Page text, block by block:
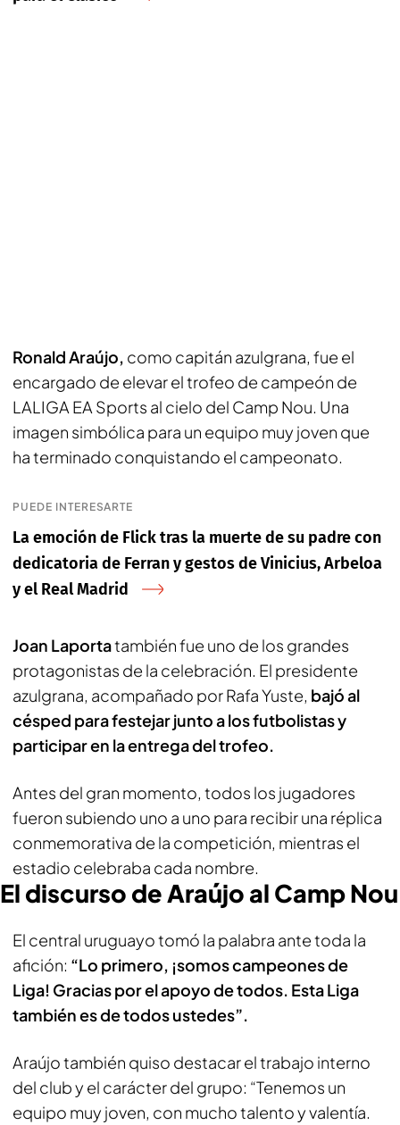
Ronald Araújo, como capitán azulgrana, fue el
encargado de elevar el trofeo de campeón de
LALIGA EA Sports al cielo del Camp Nou. Una
imagen simbólica para un equipo muy joven que
ha terminado conquistando el campeonato.
PUEDE INTERESARTE
La emoción de Flick tras la muerte de su padre con
dedicatoria de Ferran y gestos de Vinicius, Arbeloa
y el Real Madrid
Joan Laportatambién fue uno de los grandes
protagonistas de la celebración. El presidente
azulgrana, acompañado por Rafa Yuste, bajó al
césped para festejar junto a los futbolistas y
participar en la entrega del trofeo.
Antes del gran momento, todos los jugadores
fueron subiendo uno a uno para recibir una réplica
conmemorativa de la competición, mientras el
estadio celebraba cada nombre.
El discurso de Araújo al Camp Nou
El central uruguayo tomó la palabra ante toda la
afición: “Lo primero, ¡somos campeones de
Liga! Gracias por el apoyo de todos. Esta Liga
también es de todos ustedes”.
Araújo también quiso destacar el trabajo interno
del club y el carácter del grupo: “Tenemos un
equipo muy joven, con mucho talento y valentía.